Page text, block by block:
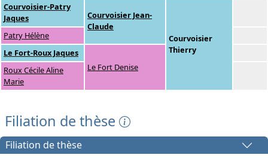
Courvoisier-Patry
Jaques
Courvoisier Jean-
Claude
Courvoisier
Thierry
Patry Hélène
Le Fort-Roux Jaques
Le Fort Denise
Roux Cécile Aline
Marie
Filiation de thèse
Filiation de thèse